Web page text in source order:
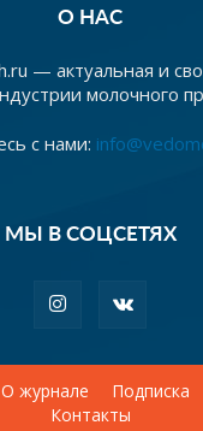
О НАС
— актуальная и
молочного
с нами:
МЫ В СОЦСЕТЯХ
О журнале Подписка
Контакты